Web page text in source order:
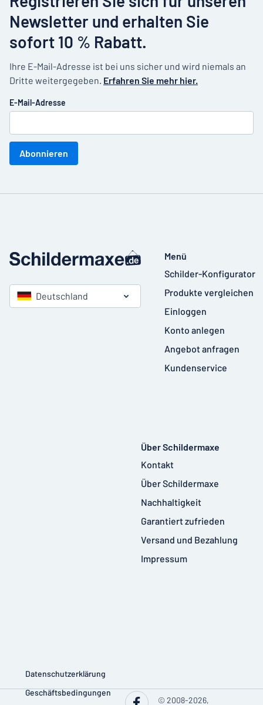
Newsletter und erhalten Sie
sofort 10 % Rabatt.
Ihre E-Mail-Adresse ist bei uns sicher und wird niemals an
Dritte weitergegeben. Erfahren Sie mehr hier.
E-Mail-Adresse
Abonnieren
Deutschland
Menü
Schilder-Konfigurator
Produkte vergleichen
Einloggen
Konto anlegen
Angebot anfragen
Kundenservice
Über Schildermaxe
Kontakt
Über Schildermaxe
Nachhaltigkeit
Garantiert zufrieden
Versand und Bezahlung
Impressum
Datenschutzerklärung
Geschäftsbedingungen
© 2008-2026,